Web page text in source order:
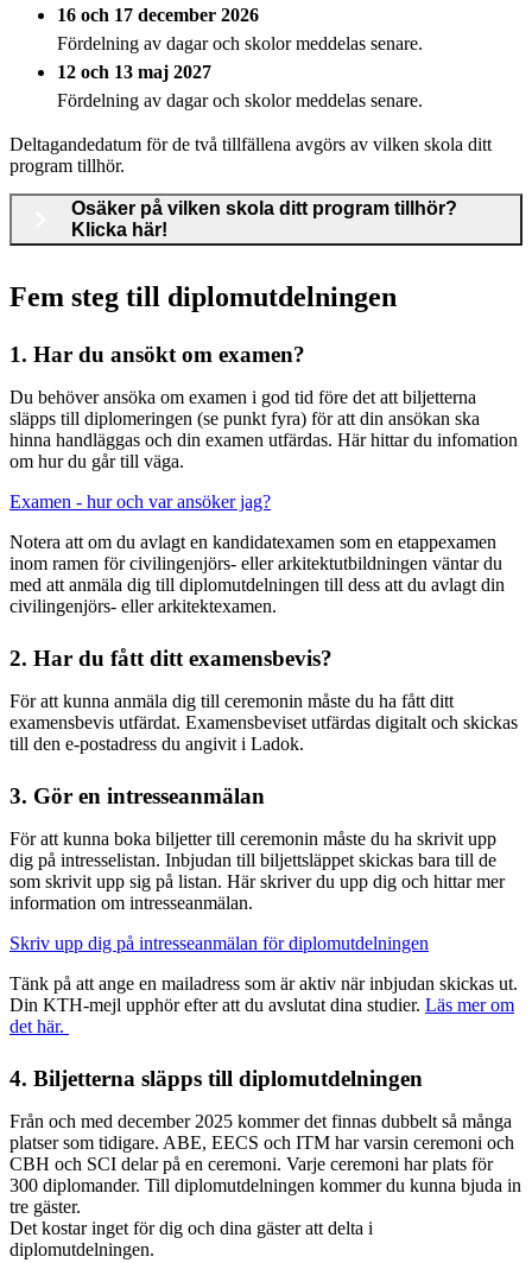
16 och 17 december 2026
Fördelning av dagar och skolor meddelas senare.
12 och 13 maj 2027
Fördelning av dagar och skolor meddelas senare.
Deltagandedatum för de två tillfällena avgörs av vilken skola ditt
program tillhör.
Osäker på vilken skola ditt program tillhör?
Klicka här!
Fem steg till diplomutdelningen
1. Har du ansökt om examen?
Du behöver ansöka om examen i god tid före det att biljetterna
släpps till diplomeringen (se punkt fyra) för att din ansökan ska
hinna handläggas och din examen utfärdas. Här hittar du infomation
om hur du går till väga.
Examen - hur och var ansöker jag?
Notera att om du avlagt en kandidatexamen som en etappexamen
inom ramen för civilingenjörs- eller arkitektutbildningen väntar du
med att anmäla dig till diplomutdelningen till dess att du avlagt din
civilingenjörs- eller arkitektexamen.
2. Har du fått ditt examensbevis?
För att kunna anmäla dig till ceremonin måste du ha fått ditt
examensbevis utfärdat. Examensbeviset utfärdas digitalt och skickas
till den e-postadress du angivit i Ladok.
3. Gör en intresseanmälan
För att kunna boka biljetter till ceremonin måste du ha skrivit upp
dig på intresselistan. Inbjudan till biljettsläppet skickas bara till de
som skrivit upp sig på listan. Här skriver du upp dig och hittar mer
information om intresseanmälan.
Skriv upp dig på intresseanmälan för diplomutdelningen
Tänk på att ange en mailadress som är aktiv när inbjudan skickas ut.
Din KTH-mejl upphör efter att du avslutat dina studier. Läs mer om
det här.
4. Biljetterna släpps till diplomutdelningen
Från och med december 2025 kommer det finnas dubbelt så många
platser som tidigare. ABE, EECS och ITM har varsin ceremoni och
CBH och SCI delar på en ceremoni. Varje ceremoni har plats för
300 diplomander. Till diplomutdelningen kommer du kunna bjuda in
tre gäster.
Det kostar inget för dig och dina gäster att delta i
diplomutdelningen.